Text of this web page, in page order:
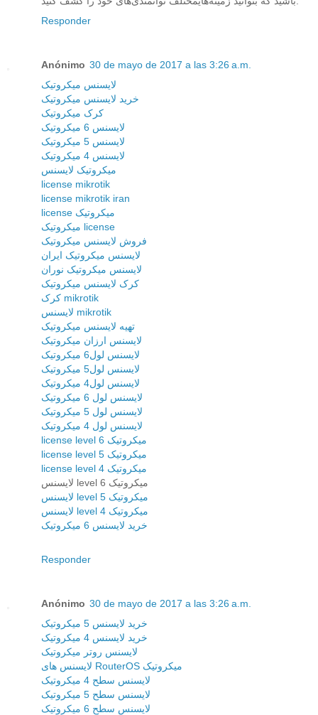
Responder
Anónimo 30 de mayo de 2017 a las 3:26 a.m.
لایسنس میکروتیک
خرید لایسنس میکروتیک
کرک میکروتیک
لایسنس 6 میکروتیک
لایسنس 5 میکروتیک
لایسنس 4 میکروتیک
میکروتیک لایسنس
license mikrotik
license mikrotik iran
license میکروتیک
میکروتیک license
فروش لایسنس میکروتیک
لایسنس میکروتیک ایران
لایسنس میکروتیک نوران
کرک لایسنس میکروتیک
کرک mikrotik
لایسنس mikrotik
تهیه لایسنس میکروتیک
لایسنس ارزان میکروتیک
لایسنس لول6 میکروتیک
لایسنس لول5 میکروتیک
لایسنس لول4 میکروتیک
لایسنس لول 6 میکروتیک
لایسنس لول 5 میکروتیک
لایسنس لول 4 میکروتیک
license level 6 میکروتیک
license level 5 میکروتیک
license level 4 میکروتیک
لایسنس level 6 میکروتیک
لایسنس level 5 میکروتیک
لایسنس level 4 میکروتیک
خرید لایسنس 6 میکروتیک
Responder
Anónimo 30 de mayo de 2017 a las 3:26 a.m.
خرید لایسنس 5 میکروتیک
خرید لایسنس 4 میکروتیک
لایسنس روتر میکروتیک
لایسنس های RouterOS میکروتیک
لایسنس سطح 4 میکروتیک
لایسنس سطح 5 میکروتیک
لایسنس سطح 6 میکروتیک